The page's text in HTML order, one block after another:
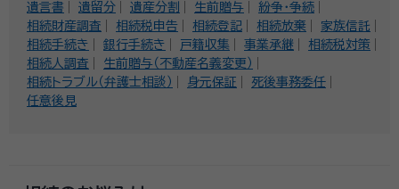
遺言書 遺留分 遺産分割 生前贈与
紛争・争続
相続財産調査
相続税申告 相続登記 相続放棄
家族信託
相続手続き
銀行手続き 戸籍収集 事業承継
相続税対策
相続人調査
生前贈与（不動産名義変更）
相続トラブル（弁護士相談）
身元保証
死後事務委任
任意後見